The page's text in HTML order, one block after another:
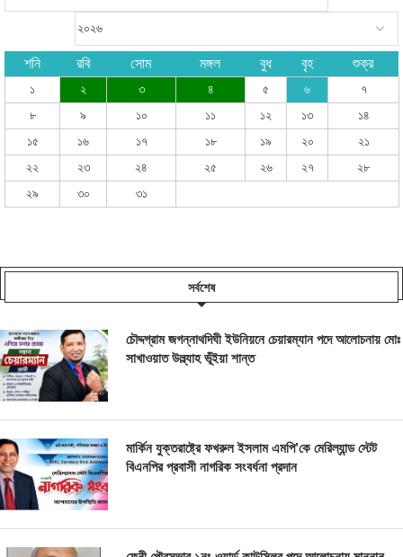
শনি রবি সোম মঙ্গল বুধ বৃহ শুক্র
১ ২ ৩ ৪ ৫ ৬
৭
৮
৯ ১০ ১১ ১২ ১৩
১৪
১৫
১৬ ১৭ ১৮ ১৯ ২০
২১
২২
২৩ ২৪ ২৫ ২৬ ২৭
২৮
২৯
৩০ ৩১
সর্বশেষ
চৌদ্দগ্রাম জগন্নাথদিঘী ইউনিয়নে চেয়ারম্যান পদে আলোচনায় মোঃ
সাখাওয়াত উল্ল্যাহ ভূঁইয়া শান্ত
মার্কিন যুক্তরাষ্ট্রে ফখরুল ইসলাম এমপি’কে মেরিল্যান্ড স্টেট
বিএনপির প্রবাসী নাগরিক সংবর্ধনা প্রদান